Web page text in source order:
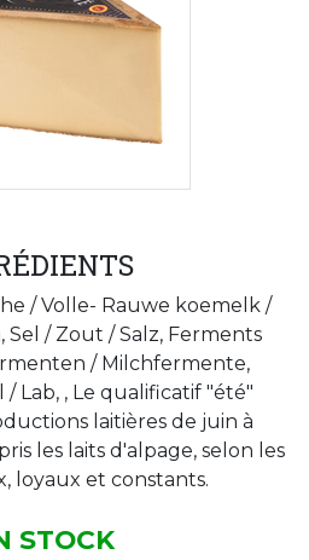
/ Volle- Rauwe koemelk /
/ Zout / Salz, Ferments
/ Milchfermente,
Lab, , Le qualificatif "été"
laitières de juin à
les laits d'alpage, selon les
loyaux et constants.
STOCK